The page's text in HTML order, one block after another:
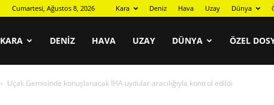
Cumartesi, Ağustos 8, 2026 Kara Deniz Hava Uzay Dünya
KARA DENIZ HAVA UZAY DÜNYA ÖZEL
Uçak Gemisinde konuşlanacak İHA uydular aracılığıyla kontrol edildi